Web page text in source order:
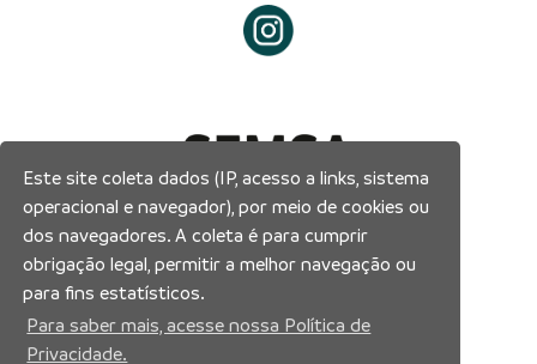
Este site coleta dados (IP, acesso a links, sistema
operacional e navegador), por meio de cookies ou
dos navegadores. A coleta é para cumprir
obrigação legal, permitir a melhor navegação ou
para fins estatísticos.
Para saber mais, acesse nossa Política de
Privacidade.